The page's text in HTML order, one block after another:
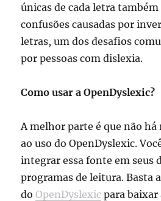
únicas de cada letra
confusões causadas por
letras, um dos desafios
por pessoas com dislexia.
Como usar a OpenDyslexic?
A melhor parte é que não
ao uso do OpenDyslexic.
integrar essa fonte em seus
programas de leitura. Basta
doOpenDyslexic para baixar